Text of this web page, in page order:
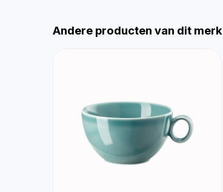
Andere producten van dit